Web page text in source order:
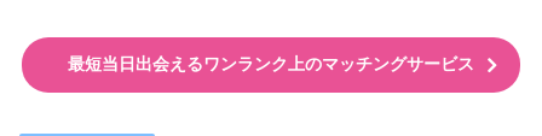
最短当日出会えるワンランク上のマッチングサービス